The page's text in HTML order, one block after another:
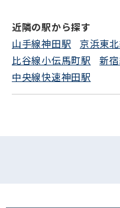
近隣の駅から探す
山手線神田駅
京浜東
比谷線小伝馬町駅
新
中央線快速神田駅